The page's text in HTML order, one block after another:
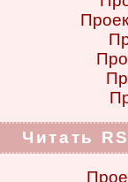
Читать